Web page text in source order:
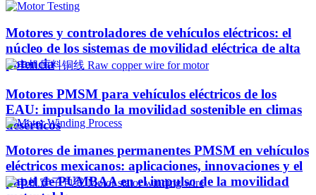
Motores y controladores de vehículos eléctricos: el
núcleo de los sistemas de movilidad eléctrica de alta
potencia
Motores PMSM para vehículos eléctricos de los
EAU: impulsando la movilidad sostenible en climas
desérticos
Motores de imanes permanentes PMSM en vehículos
eléctricos mexicanos: aplicaciones, innovaciones y el
papel de PUMBAA en el impulso de la movilidad